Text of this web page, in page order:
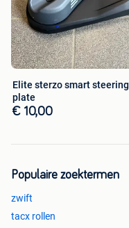
Elite sterzo smart steering
plate
€ 10,00
Populaire zoektermen
zwift
tacx rollen